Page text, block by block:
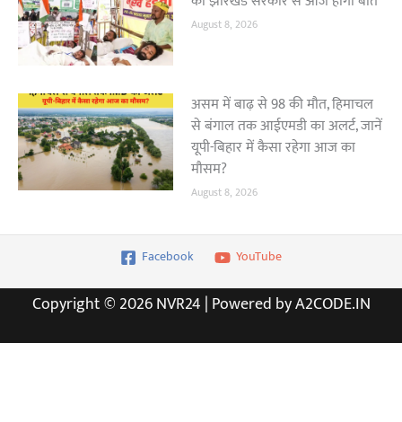
August 8, 2026
असम में बाढ़ से 98 की मौत, हिमाचल
से बंगाल तक आईएमडी का अलर्ट, जानें
यूपी-बिहार में कैसा रहेगा आज का
मौसम?
August 8, 2026
Facebook YouTube
Copyright © 2026 NVR24 | Powered by A2CODE.IN